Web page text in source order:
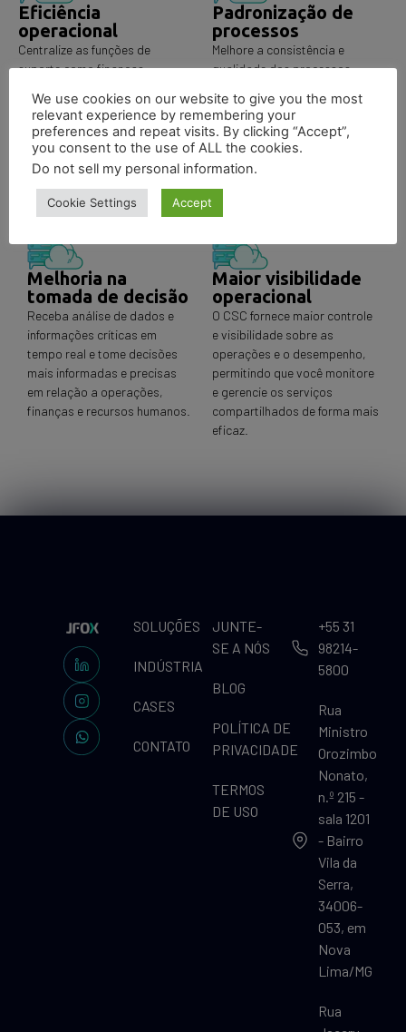
Eficiência
operacional
Centralize as funções de
suporte como finanças,
humanos, TI e serviços jurídicos
em um único local, reduzindo
custos aumentando a qualidade
dos serviços prestados.
Padronização de
processos
Melhore a consistência e
qualidade dos processos
toda a organização se
adaptando rapidamente a
mudanças regulatórias ou de
mercado.
Melhoria na
tomada de decisão
Receba análise de dados e
informações críticas em
tempo real e tome decisões
mais informadas e precisas
em relação a operações,
finanças e recursos humanos.
Maior visibilidade
operacional
O CSC fornece maior controle
e visibilidade sobre as
operações e o desempenho,
permitindo que você monitore
e gerencie os serviços
compartilhados de forma mais
eficaz.
SOLUÇÕES
INDÚSTRIA
CASES
CONTATO
JUNTE-
SE A NÓS
BLOG
POLÍTICA DE
PRIVACIDADE
TERMOS
DE USO
+55 31
98214-
5800
Rua
Ministro
Orozimbo
Nonato,
n.º 215 -
sala 1201
- Bairro
Vila da
Serra,
34006-
053, em
Nova
Lima/MG
Rua
We use cookies on our website to give you the most
relevant experience by remembering your
preferences and repeat visits. By clicking “Accept”,
you consent to the use of ALL the cookies.
Do not sell my personal information.
Cookie Settings Accept